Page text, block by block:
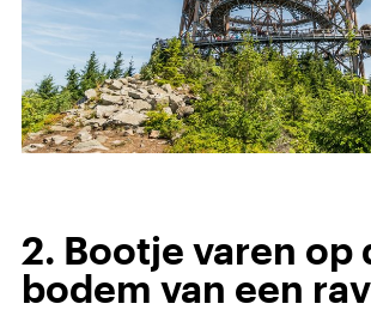
2. Bootje varen op
bodem van een